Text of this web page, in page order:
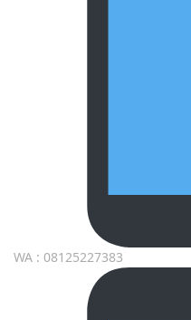
WA : 08125227383